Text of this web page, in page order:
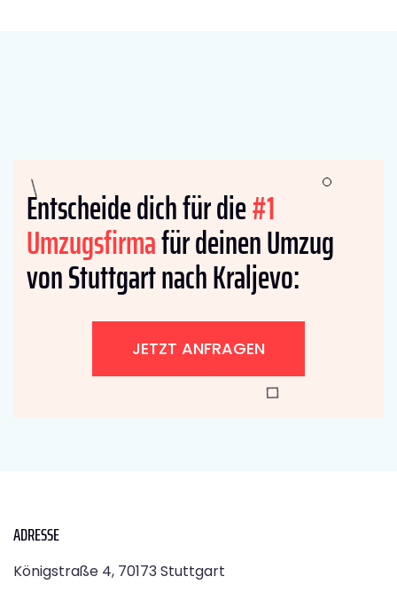
Entscheide dich für die#1
Umzugsfirmafür deinen Umzug
von Stuttgart nach Kraljevo:
JETZT ANFRAGEN
ADRESSE
Königstraße 4, 70173 Stuttgart